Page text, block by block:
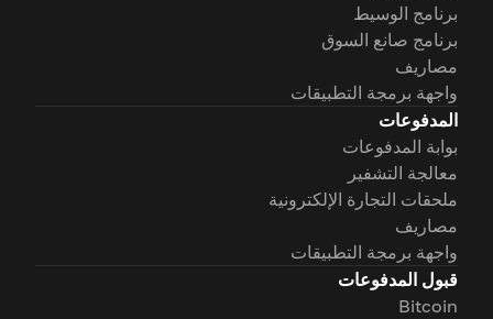
برنامج الوسيط
برنامج صانع السوق
مصاريف
واجهة برمجة التطبيقات
المدفوعات
بوابة المدفوعات
معالجة التشفير
ملحقات التجارة الإلكترونية
مصاريف
واجهة برمجة التطبيقات
قبول المدفوعات
Bitcoin